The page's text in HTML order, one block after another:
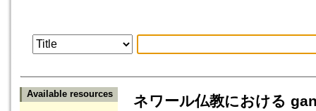
Available resources
ネワール仏教における